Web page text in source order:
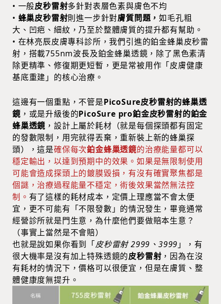
• 一般皮秒雷射多針對表層色素與膚色不均
• 蜂巢皮秒雷射則進一步針對膚質問題，如毛孔粗
大、凹疤、細紋，乃至於整體膚質的提升都有幫助。
• 在林亮辰皮膚專科診所，我們引進的鉑金蜂巢皮秒雷
射，搭載755nm波長及鉑金蜂巢透鏡，除了黑色素清
除更精準、修復期更短暫，更是常被用作「皮膚健康
基底重建」的核心治療。
這邊有一個重點， 不管是PicoSure皮秒雷射的蜂巢透
鏡，或是升級後的PicoSure pro鉑金皮秒雷射的鉑金
蜂巢透鏡 ，設計上屬於耗材（就是每個探頭都有固定
的發數限制，用完就得丟棄，重新裝上新的蜂巢探
頭），這是確保每次鉑金蜂巢透鏡的治療能量都可以
穩定輸出，以達到預期中的效果。如果是無限制使用
可能會造成探頭上的鍍膜毀損，有沒有確實聚焦都是
個謎，治療過程能量不穩定，術後效果當然無法控
制。 有了這樣的耗材成本，定價上理應當不會太便
宜，更不可能有「不限發數」的情況發生，畢竟通常
經營診所就是門生意，為什麼他們要做賠本生意？
（事實上當然是不會賠）
也就是說如果你看到「皮秒雷射 2999、3999 」，有
很大機率是沒有加上特殊透鏡的皮秒雷射 ，因為在沒
有耗材的情況下，價格可以很便宜，但是在膚質、整
體健康度無提升。